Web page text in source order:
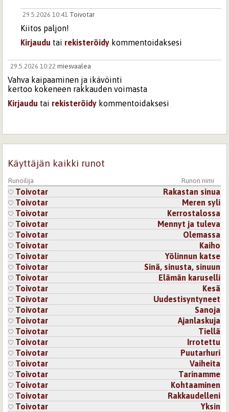
29.5.2026 10:41 Toivotar
Kiitos paljon!
Kirjaudu tai rekisteröidy kommentoidaksesi
29.5.2026 10:22 miesvaalea
Vahva kaipaaminen ja ikävöinti
kertoo kokeneen rakkauden voimasta
Kirjaudu tai rekisteröidy kommentoidaksesi
Käyttäjän kaikki runot
Runoilija Runon nimi
Toivotar
Rakastan sinua
Toivotar
Meren syli
Toivotar
Kerrostalossa
Toivotar
Mennyt ja tuleva
Toivotar
Olemassa
Toivotar
Kaiho
Toivotar
Yölinnun katse
Toivotar
Sinä, sinusta, sinuun
Toivotar
Elämän karuselli
Toivotar
Kesä
Toivotar
Uudestisyntyneet
Toivotar
Sanoja
Toivotar
Ajanlaskuja
Toivotar
Tiellä
Toivotar
Irrotettu
Toivotar
Puutarhuri
Toivotar
Vaiheita
Toivotar
Tarinamme
Toivotar
Kohtaaminen
Toivotar
Rakkaudelleni
Toivotar
Yksin